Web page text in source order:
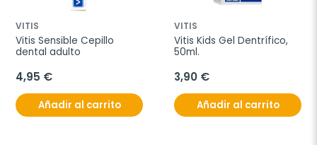
VITIS
Vitis Sensible Cepillo
dental adulto
4,95 €
Añadir al carrito
VITIS
Vitis Kids Gel Dentrífico,
50ml.
3,90 €
Añadir al carrito